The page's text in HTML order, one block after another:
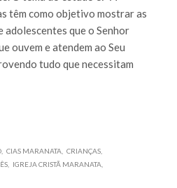
têm como objetivo mostrar as
que o Senhor
ouvem e atendem ao Seu
tudo que necessitam
CIAS MARANATA
CRIANÇAS
IGREJA CRISTÃ MARANATA